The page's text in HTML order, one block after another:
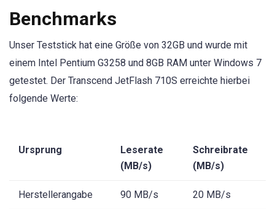
Benchmarks
Unser Teststick hat eine Größe von 32GB und wurde mit
einem Intel Pentium G3258 und 8GB RAM unter Windows 7
getestet. Der Transcend JetFlash 710S erreichte hierbei
folgende Werte:
Ursprung
Leserate
(MB/s)
Schreibrate
(MB/s)
Herstellerangabe 90 MB/s 20 MB/s